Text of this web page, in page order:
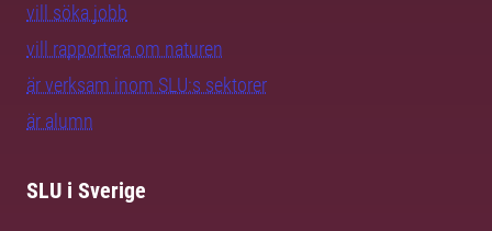
vill söka jobb
vill rapportera om naturen
är verksam inom SLU:s sektorer
är alumn
SLU i Sverige